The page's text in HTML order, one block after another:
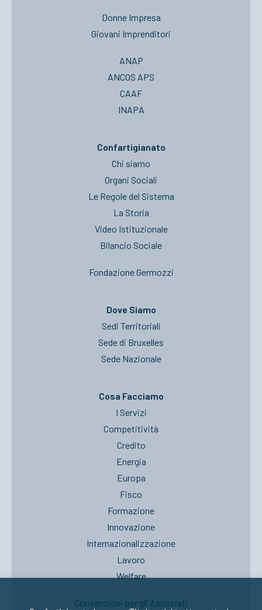
Donne Impresa
Giovani Imprenditori
ANAP
ANCOS APS
CAAF
INAPA
Confartigianato
Chi siamo
Organi Sociali
Le Regole del Sistema
La Storia
Video Istituzionale
Bilancio Sociale
Fondazione Germozzi
Dove Siamo
Sedi Territoriali
Sede di Bruxelles
Sede Nazionale
Cosa Facciamo
I Servizi
Competitività
Credito
Energia
Europa
Fisco
Formazione
Innovazione
Internazionalizzazione
Lavoro
Welfare
Convenzioni per gli Associati